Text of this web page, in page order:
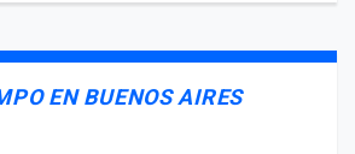
EN BUENOS AIRES